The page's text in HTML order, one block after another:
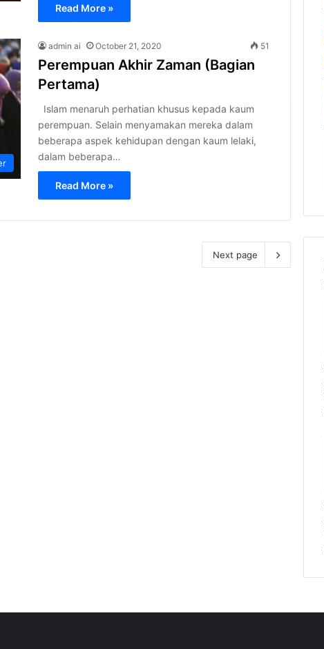
Read More »
admin ai October 21, 2020 51
Perempuan Akhir Zaman (Bagian
Pertama)
Islam menaruh perhatian khusus kepada kaum
perempuan. Selain menyamakan mereka dalam
beberapa aspek kehidupan dengan kaum lelaki,
dalam beberapa…
Read More »
Next page